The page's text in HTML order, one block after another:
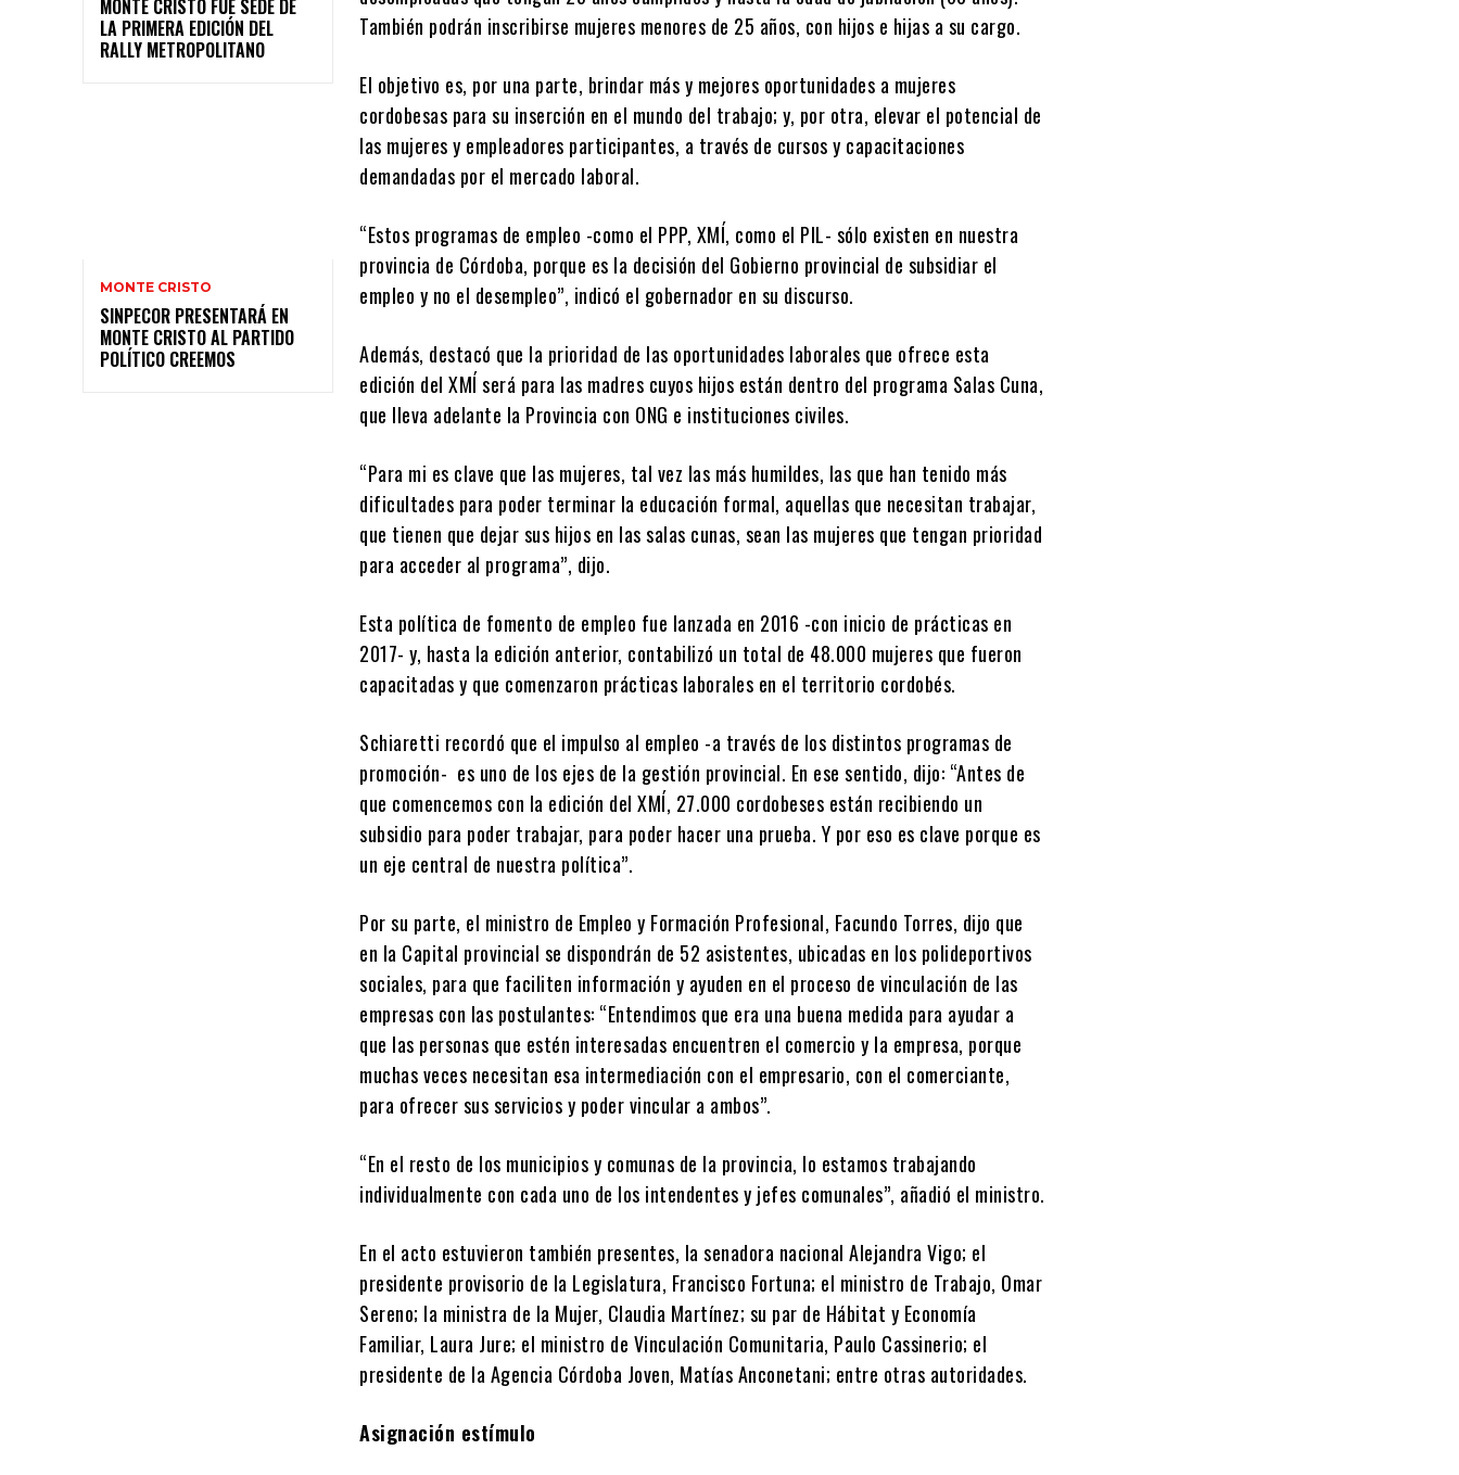
MONTE CRISTO FUE SEDE DE
LA PRIMERA EDICIÓN DEL
RALLY METROPOLITANO
MONTE CRISTO
SINPECOR PRESENTARÁ EN
MONTE CRISTO AL PARTIDO
POLÍTICO CREEMOS
También podrán inscribirse mujeres menores de 25 años, con hijos e hijas a su cargo.
El objetivo es, por una parte, brindar más y mejores oportunidades a mujeres
cordobesas para su inserción en el mundo del trabajo; y, por otra, elevar el potencial de
las mujeres y empleadores participantes, a través de cursos y capacitaciones
demandadas por el mercado laboral.
“Estos programas de empleo -como el PPP, XMÍ, como el PIL- sólo existen en nuestra
provincia de Córdoba, porque es la decisión del Gobierno provincial de subsidiar el
empleo y no el desempleo”, indicó el gobernador en su discurso.
Además, destacó que la prioridad de las oportunidades laborales que ofrece esta
edición del XMÍ será para las madres cuyos hijos están dentro del programa Salas Cuna,
que lleva adelante la Provincia con ONG e instituciones civiles.
“Para mi es clave que las mujeres, tal vez las más humildes, las que han tenido más
dificultades para poder terminar la educación formal, aquellas que necesitan trabajar,
que tienen que dejar sus hijos en las salas cunas, sean las mujeres que tengan prioridad
para acceder al programa”, dijo.
Esta política de fomento de empleo fue lanzada en 2016 -con inicio de prácticas en
2017- y, hasta la edición anterior, contabilizó un total de 48.000 mujeres que fueron
capacitadas y que comenzaron prácticas laborales en el territorio cordobés.
Schiaretti recordó que el impulso al empleo -a través de los distintos programas de
promoción- es uno de los ejes de la gestión provincial. En ese sentido, dijo: “Antes de
que comencemos con la edición del XMÍ, 27.000 cordobeses están recibiendo un
subsidio para poder trabajar, para poder hacer una prueba. Y por eso es clave porque es
un eje central de nuestra política”.
Por su parte, el ministro de Empleo y Formación Profesional, Facundo Torres, dijo que
en la Capital provincial se dispondrán de 52 asistentes, ubicadas en los polideportivos
sociales, para que faciliten información y ayuden en el proceso de vinculación de las
empresas con las postulantes: “Entendimos que era una buena medida para ayudar a
que las personas que estén interesadas encuentren el comercio y la empresa, porque
muchas veces necesitan esa intermediación con el empresario, con el comerciante,
para ofrecer sus servicios y poder vincular a ambos”.
“En el resto de los municipios y comunas de la provincia, lo estamos trabajando
individualmente con cada uno de los intendentes y jefes comunales”, añadió el ministro.
En el acto estuvieron también presentes, la senadora nacional Alejandra Vigo; el
presidente provisorio de la Legislatura, Francisco Fortuna; el ministro de Trabajo, Omar
Sereno; la ministra de la Mujer, Claudia Martínez; su par de Hábitat y Economía
Familiar, Laura Jure; el ministro de Vinculación Comunitaria, Paulo Cassinerio; el
presidente de la Agencia Córdoba Joven, Matías Anconetani; entre otras autoridades.
Asignación estímulo